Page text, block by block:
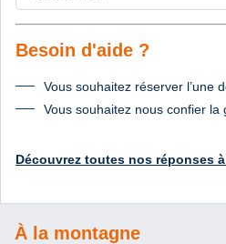
Besoin d'aide ?
Vous souhaitez réserver l’une
Vous souhaitez nous confier la
Découvrez toutes nos réponses
À la montagne